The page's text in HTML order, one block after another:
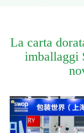
La carta
imballaggi